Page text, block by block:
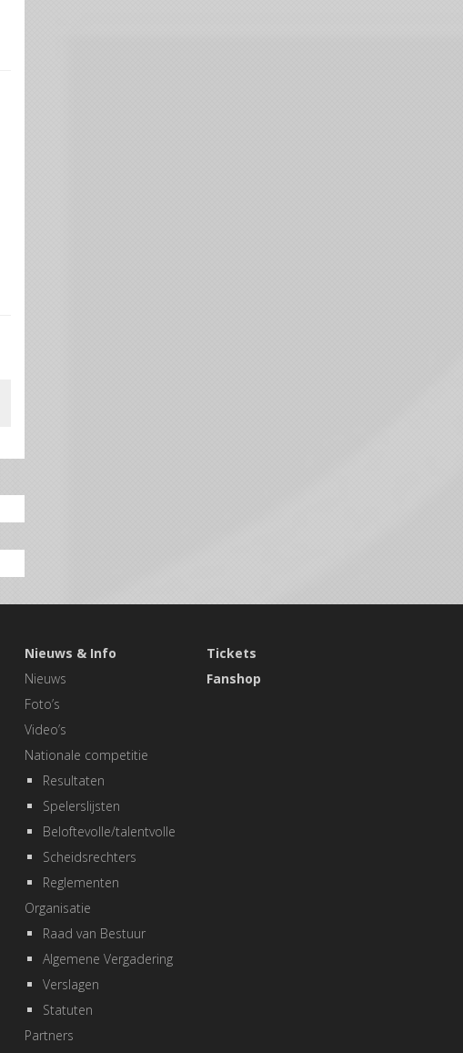
Nieuws & Info
Nieuws
Foto’s
Video’s
Nationale competitie
Resultaten
Spelerslijsten
Beloftevolle/talentvolle
Scheidsrechters
Reglementen
Organisatie
Raad van Bestuur
Algemene Vergadering
Verslagen
Statuten
Partners
Tickets
Fanshop